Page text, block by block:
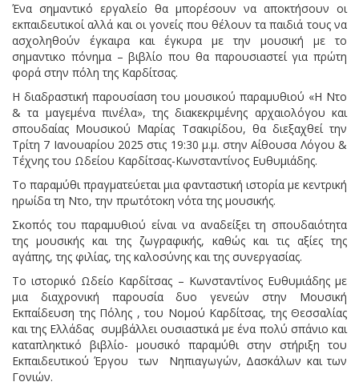
Ένα σημαντικό εργαλείο θα μπορέσουν να αποκτήσουν οι
εκπαιδευτικοί αλλά και οι γονείς που θέλουν τα παιδιά τους να
ασχοληθούν έγκαιρα και έγκυρα με την μουσική με το
σημαντικο πόνημα – βιβλίο που θα παρουσιαστεί για πρώτη
φορά στην πόλη της Καρδίτσας.
Η διαδραστική παρουσίαση του μουσικού παραμυθιού «Η Ντο
& τα μαγεμένα πινέλα», της διακεκριμένης αρχαιολόγου και
σπουδαίας Μουσικού Μαρίας Τσακιρίδου, θα διεξαχθεί την
Τρίτη 7 Ιανουαρίου 2025 στις 19:30 μ.μ. στην Αίθουσα Λόγου &
Τέχνης του Ωδείου Καρδίτσας-Κωνσταντίνος Ευθυμιάδης.
Το παραμύθι πραγματεύεται μια φανταστική ιστορία με κεντρική
ηρωίδα τη Ντο, την πρωτότοκη νότα της μουσικής.
Σκοπός του παραμυθιού είναι να αναδείξει τη σπουδαιότητα
της μουσικής και της ζωγραφικής, καθώς και τις αξίες της
αγάπης, της φιλίας, της καλοσύνης και της συνεργασίας.
Το ιστορικό Ωδείο Καρδίτσας – Κωνσταντίνος Ευθυμιάδης με
μια διαχρονική παρουσία δυο γενεών στην Μουσική
Εκπαίδευση της Πόλης , του Νομού Καρδίτσας, της Θεσσαλίας
και της Ελλάδας συμβάλλει ουσιαστικά με ένα πολύ σπάνιο και
καταπληκτικό βιβλίο- μουσικό παραμύθι στην στήριξη του
Εκπαιδευτικού Έργου των Νηπιαγωγών, Δασκάλων και των
Γονιών.